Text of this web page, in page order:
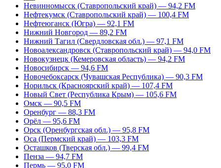
Невинномысск (Ставропольский край) — 94,2 FM
Нефтекумск (Ставропольский край) — 100,4 FM
Нефтеюганск (Югра) — 92,1 FM
Нижний Новгород — 89,2 FM
Нижний Тагил (Свердловская обл.) — 97,1 FM
Новоалександровск (Ставропольский край) — 94,0 FM
Новокузнецк (Кемеровская область) — 94,2 FM
Новосибирск — 94,6 FM
Новочебоксарск (Чувашская Республика) — 90,3 FM
Норильск (Красноярский край) — 107,4 FM
Новый Свет (Республика Крым) — 105,6 FM
Омск — 90,5 FM
Оренбург — 88,3 FM
Орёл — 95,6 FM
Орск (Оренбургская обл.) — 95,8 FM
Оса (Пермский край) — 103,3 FM
Осташков (Тверская обл.) — 99,4 FM
Пенза — 94,7 FM
Пермь — 95,0 FM